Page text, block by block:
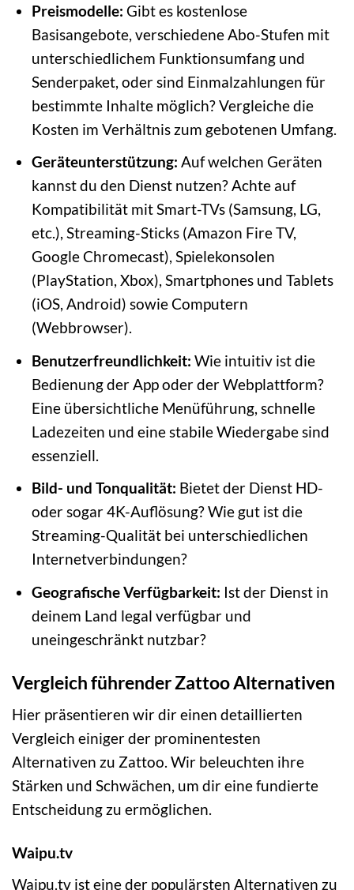
Preismodelle: Gibt es kostenlose
Basisangebote, verschiedene Abo-Stufen mit
unterschiedlichem Funktionsumfang und
Senderpaket, oder sind Einmalzahlungen für
bestimmte Inhalte möglich? Vergleiche die
Kosten im Verhältnis zum gebotenen Umfang.
Geräteunterstützung: Auf welchen Geräten
kannst du den Dienst nutzen? Achte auf
Kompatibilität mit Smart-TVs (Samsung, LG,
etc.), Streaming-Sticks (Amazon Fire TV,
Google Chromecast), Spielekonsolen
(PlayStation, Xbox), Smartphones und Tablets
(iOS, Android) sowie Computern
(Webbrowser).
Benutzerfreundlichkeit: Wie intuitiv ist die
Bedienung der App oder der Webplattform?
Eine übersichtliche Menüführung, schnelle
Ladezeiten und eine stabile Wiedergabe sind
essenziell.
Bild- und Tonqualität: Bietet der Dienst HD-
oder sogar 4K-Auflösung? Wie gut ist die
Streaming-Qualität bei unterschiedlichen
Internetverbindungen?
Geografische Verfügbarkeit: Ist der Dienst in
deinem Land legal verfügbar und
uneingeschränkt nutzbar?
Vergleich führender Zattoo Alternativen
Hier präsentieren wir dir einen detaillierten
Vergleich einiger der prominentesten
Alternativen zu Zattoo. Wir beleuchten ihre
Stärken und Schwächen, um dir eine fundierte
Entscheidung zu ermöglichen.
Waipu.tv
Waipu.tv ist eine der populärsten Alternativen zu